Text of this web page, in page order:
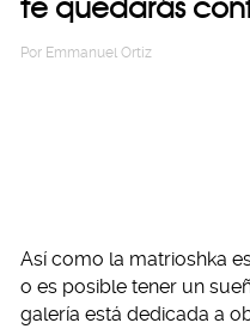
te quedarás
Por Emmanuel Ortiz
Así como la matrioshka
o es posible tener un
galería está dedicada a